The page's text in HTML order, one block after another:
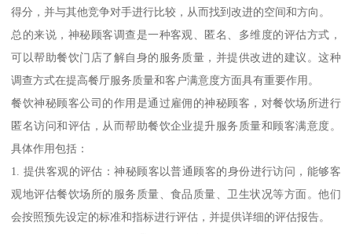
得分，并与其他竞争对手进行比较，从而找到改进的空间和方向。
总的来说，神秘顾客调查是一种客观、匿名、多维度的评估方式，
可以帮助餐饮门店了解自身的服务质量，并提供改进的建议。这种
调查方式在提高餐厅服务质量和客户满意度方面具有重要作用。
餐饮神秘顾客公司的作用是通过雇佣的神秘顾客，对餐饮场所进行
匿名访问和评估，从而帮助餐饮企业提升服务质量和顾客满意度。
具体作用包括：
1. 提供客观的评估：神秘顾客以普通顾客的身份进行访问，能够客
观地评估餐饮场所的服务质量、食品质量、卫生状况等方面。他们
会按照预先设定的标准和指标进行评估，并提供详细的评估报告。